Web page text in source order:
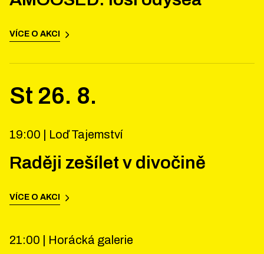
VÍCE O AKCI
St 26. 8.
19:00 | Loď Tajemství
Raději zešílet v divočině
VÍCE O AKCI
21:00 | Horácká galerie